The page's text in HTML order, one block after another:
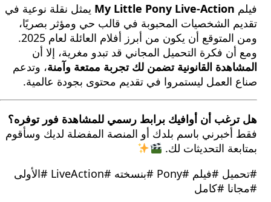
My Little Pony Live-Actionيمثل نقلة نوعية في
الشخصيات المحبوبة في قالب حي ومؤثر بصريًا،
ومن المتوقع أن يكون من أبرز أفلام العائلة لعام 2025.
فكرة التحميل المجاني قد تبدو مغرية، إلا أن
القانونية تضمن لك تجربة ممتعة وآمنة، وتدعم
العمل ليستمروا في تقديم محتوى بجودة عالمية.
أن أوافيك برابط رسمي للمشاهدة فور توفره؟
باسم بلدك أو المنصة المفضلة لديك وسأقوم
التحديثات لك.
#تحميل #فيلم #Pony #بنسخته #LiveAction #الأولى
#كامل